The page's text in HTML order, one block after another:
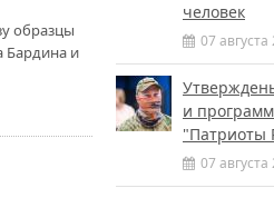
образцы
Бардина и
человек
07 августа
и
"Патриоты
07 августа